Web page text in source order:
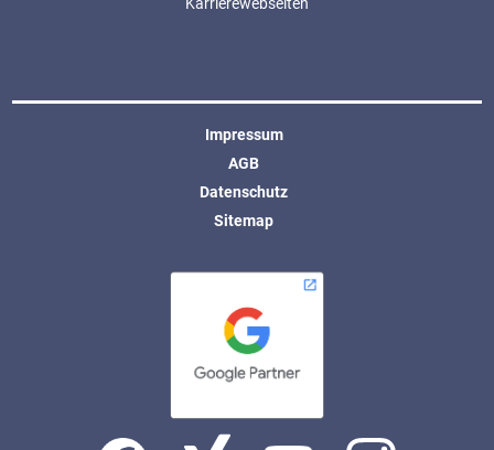
Impressum
AGB
Datenschutz
Sitemap